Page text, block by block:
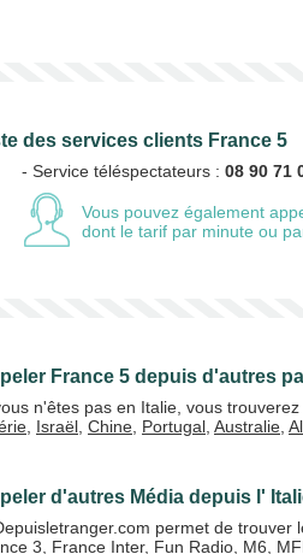
des services clients France 5
- Service téléspectateurs : 08 90 71
Vous pouvez également
dont le tarif par minute ou
France 5 depuis d'autres
n'êtes pas en Italie, vous
Israël Chine Portugal Australie
d'autres Média depuis l'
permet de
3
France Inter, Fun Radio M6